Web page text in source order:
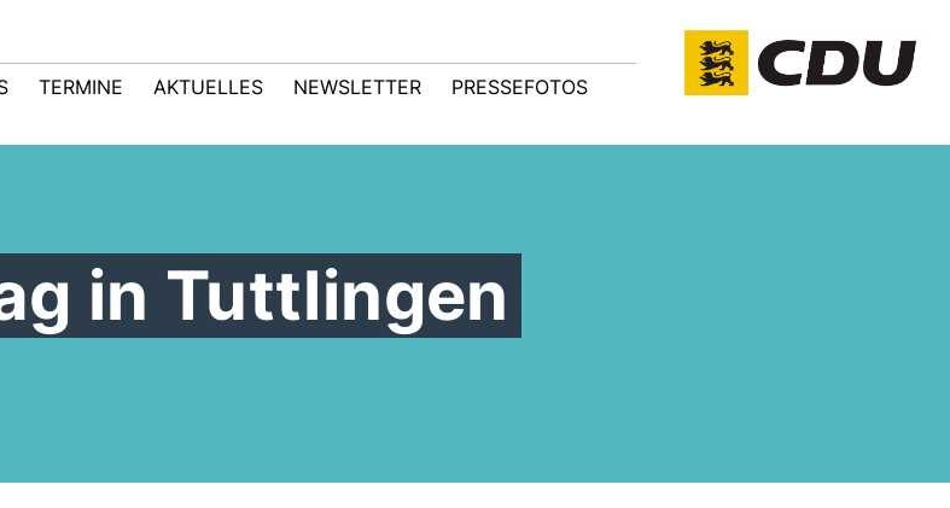
TERMINE AKTUELLES NEWSLETTER PRESSEFOTOS
in Tuttlingen